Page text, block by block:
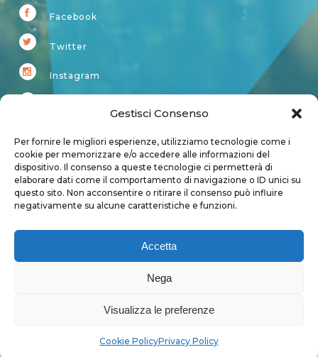
Gestisci Consenso
Per fornire le migliori esperienze, utilizziamo tecnologie come i
cookie per memorizzare e/o accedere alle informazioni del
dispositivo. Il consenso a queste tecnologie ci permetterà di
elaborare dati come il comportamento di navigazione o ID unici su
questo sito. Non acconsentire o ritirare il consenso può influire
negativamente su alcune caratteristiche e funzioni.
Accetta
Nega
Visualizza le preferenze
Cookie PolicyPrivacy Policy
Facebook
Twitter
Instagram
Account
Login
User page
Copyright 2018 - Tutti i diritti sono riservati